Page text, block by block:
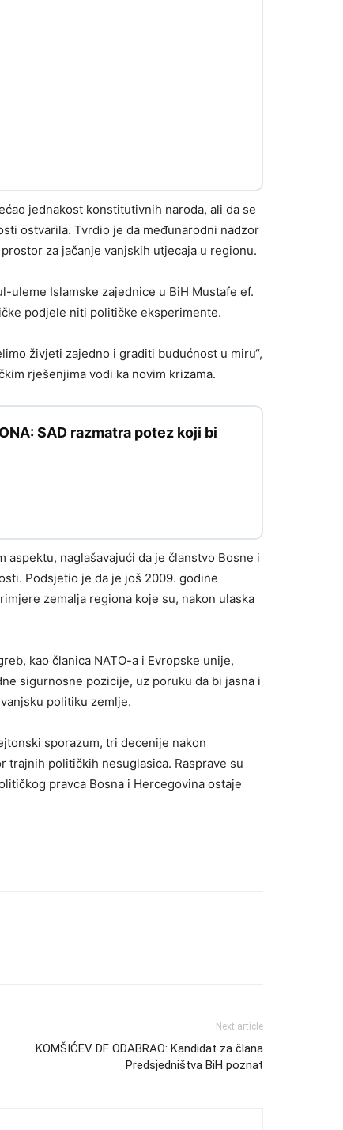
jednakost konstitutivnih naroda, ali da se
ostvarila. Tvrdio je da međunarodni nadzor
za jačanje vanjskih utjecaja u regionu.
uleme Islamske zajednice u BiH Mustafe ef.
podjele niti političke eksperimente.
živjeti zajedno i graditi budućnost u miru“,
rješenjima vodi ka novim krizama.
SAD razmatra potez koji bi
naglašavajući da je članstvo Bosne i
Podsjetio je da je još 2009. godine
zemalja regiona koje su, nakon ulaska
kao članica NATO-a i Evropske unije,
sigurnosne pozicije, uz poruku da bi jasna i
politiku zemlje.
sporazum, tri decenije nakon
trajnih političkih nesuglasica. Rasprave su
pravca Bosna i Hercegovina ostaje
Next article
KOMŠIĆEV DF ODABRAO: Kandidat za člana
Predsjedništva BiH poznat